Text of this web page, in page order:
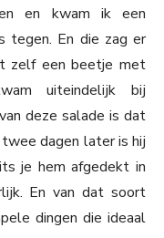
en kwam ik een
tegen. En die zag er
zelf een beetje met
uiteindelijk bij
deze salade is dat
dagen later is hij
je hem afgedekt in
En van dat soort
dingen die ideaal